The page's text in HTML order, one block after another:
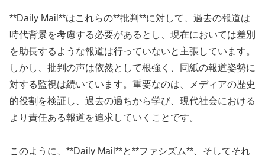
**Daily Mail**はこれらの**批判**に対して、過去の報道は
時代背景を考慮する必要があるとし、現在においては差別
を助長するような報道は行っていないと主張しています。
しかし、批判の声は依然として根強く、同紙の報道姿勢に
対する監視は続いています。重要なのは、メディアの歴史
的役割を検証し、過去の過ちから学び、現代社会における
より責任ある報道を追求していくことです。
このように、**Daily Mail**と**ファシズム**、そしてそれ